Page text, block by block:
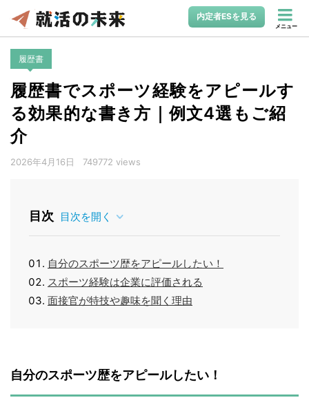
内定者ESを見る
メニュー
履歴書
履歴書でスポーツ経験をアピールす
る効果的な書き方｜例文4選もご紹
介
2026年4月16日 749772 views
目次 目次を開く
自分のスポーツ歴をアピールしたい！
スポーツ経験は企業に評価される
面接官が特技や趣味を聞く理由
自分のスポーツ歴をアピールしたい！